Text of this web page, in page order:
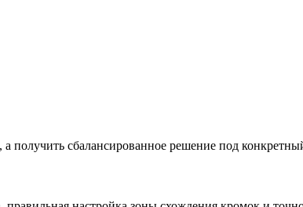
а получить сбалансированное решение под